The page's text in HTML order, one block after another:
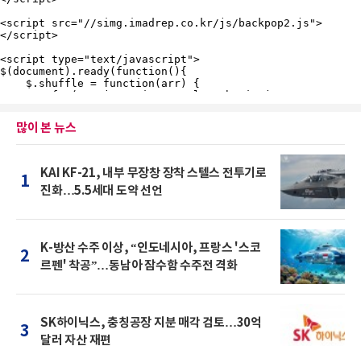
많이 본 뉴스
1
KAI KF-21, 내부 무장창 장착 스텔스 전투기로
진화…5.5세대 도약 선언
2
K-방산 수주 이상, “인도네시아, 프랑스 '스코
르펜' 착공”…동남아 잠수함 수주전 격화
3
SK하이닉스, 충칭공장 지분 매각 검토…30억
달러 자산 재편